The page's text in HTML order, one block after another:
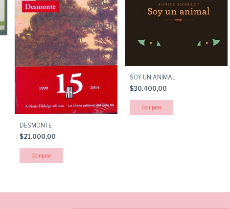
DESMONTE
$21.000,00
SOY UN ANIMAL
$30.400,00